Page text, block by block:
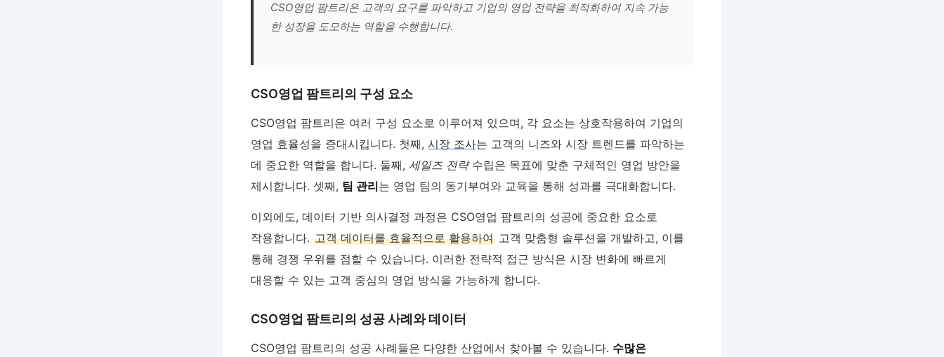
CSO영업 팜트리은 고객의 요구를 파악하고 기업의 영업 전략을 최적화하여 지속 가능
한 성장을 도모하는 역할을 수행합니다.
CSO영업 팜트리의 구성 요소
CSO영업 팜트리은 여러 구성 요소로 이루어져 있으며, 각 요소는 상호작용하여 기업의
영업 효율성을 증대시킵니다. 첫째, 시장 조사는 고객의 니즈와 시장 트렌드를 파악하는
데 중요한 역할을 합니다. 둘째, 세일즈 전략수립은 목표에 맞춘 구체적인 영업 방안을
제시합니다. 셋째, 팀 관리는 영업 팀의 동기부여와 교육을 통해 성과를 극대화합니다.
이외에도, 데이터 기반 의사결정 과정은 CSO영업 팜트리의 성공에 중요한 요소로
작용합니다. 고객 데이터를 효율적으로 활용하여 고객 맞춤형 솔루션을 개발하고, 이를
통해 경쟁 우위를 점할 수 있습니다. 이러한 전략적 접근 방식은 시장 변화에 빠르게
대응할 수 있는 고객 중심의 영업 방식을 가능하게 합니다.
CSO영업 팜트리의 성공 사례와 데이터
CSO영업 팜트리의 성공 사례들은 다양한 산업에서 찾아볼 수 있습니다. 수많은